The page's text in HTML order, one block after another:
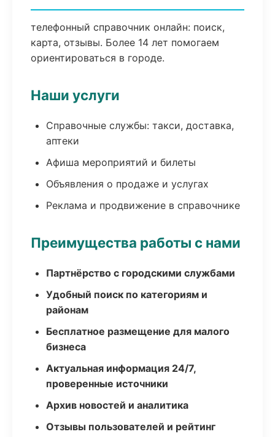
телефонный справочник онлайн: поиск,
карта, отзывы. Более 14 лет помогаем
ориентироваться в городе.
Наши услуги
Справочные службы: такси, доставка,
аптеки
Афиша мероприятий и билеты
Объявления о продаже и услугах
Реклама и продвижение в справочнике
Преимущества работы с нами
Партнёрство с городскими службами
Удобный поиск по категориям и
районам
Бесплатное размещение для малого
бизнеса
Актуальная информация 24/7,
проверенные источники
Архив новостей и аналитика
Отзывы пользователей и рейтинг